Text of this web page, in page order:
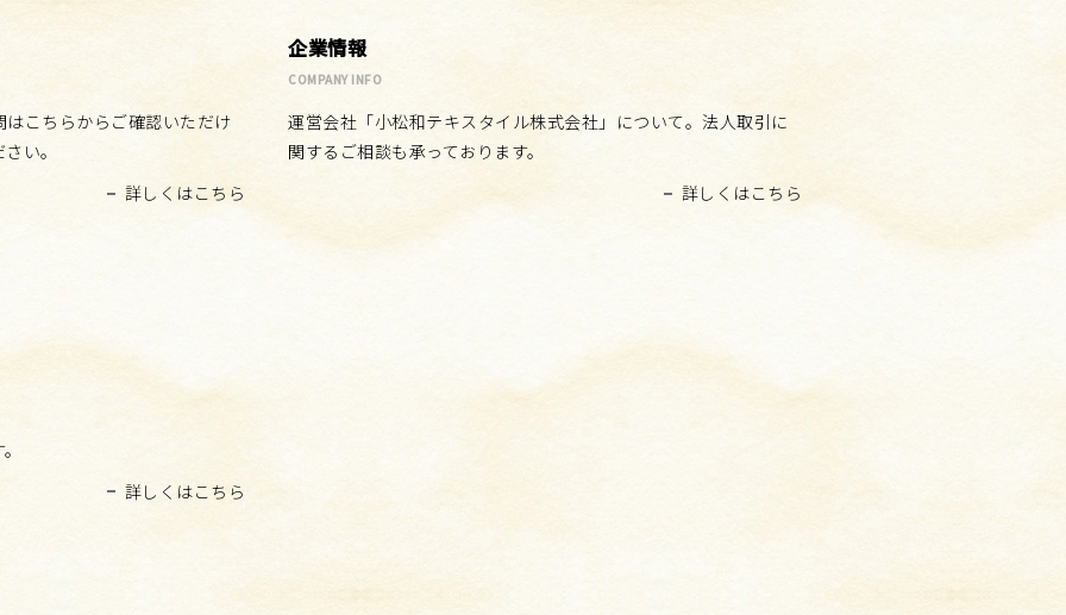
こちらからご確認いただけ
い。
詳しくはこちら
企業情報
COMPANY INFO
運営会社「小松和テキスタイル株式会社」について。法人取引に
関するご相談も承っております。
詳しくはこちら
詳しくはこちら